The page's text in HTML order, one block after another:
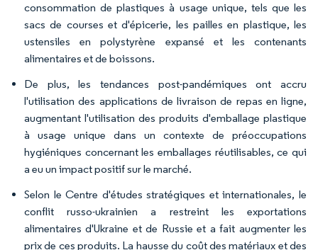
consommation de plastiques à usage unique, tels que les
sacs de courses et d'épicerie, les pailles en plastique, les
ustensiles en polystyrène expansé et les contenants
alimentaires et de boissons.
De plus, les tendances post-pandémiques ont accru
l'utilisation des applications de livraison de repas en ligne,
augmentant l'utilisation des produits d'emballage plastique
à usage unique dans un contexte de préoccupations
hygiéniques concernant les emballages réutilisables, ce qui
a eu un impact positif sur le marché.
Selon le Centre d'études stratégiques et internationales, le
conflit russo-ukrainien a restreint les exportations
alimentaires d'Ukraine et de Russie et a fait augmenter les
prix de ces produits. La hausse du coût des matériaux et des